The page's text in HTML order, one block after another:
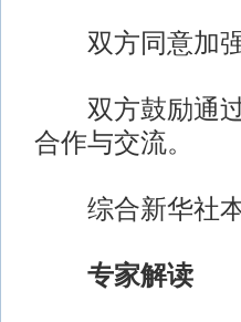
双方同意加强
双方鼓励通过
合作与交流。
综合新华社本
专家解读